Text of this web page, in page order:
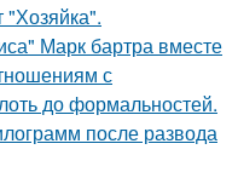
Марк бартра вместе
с
до формальностей.
после развода